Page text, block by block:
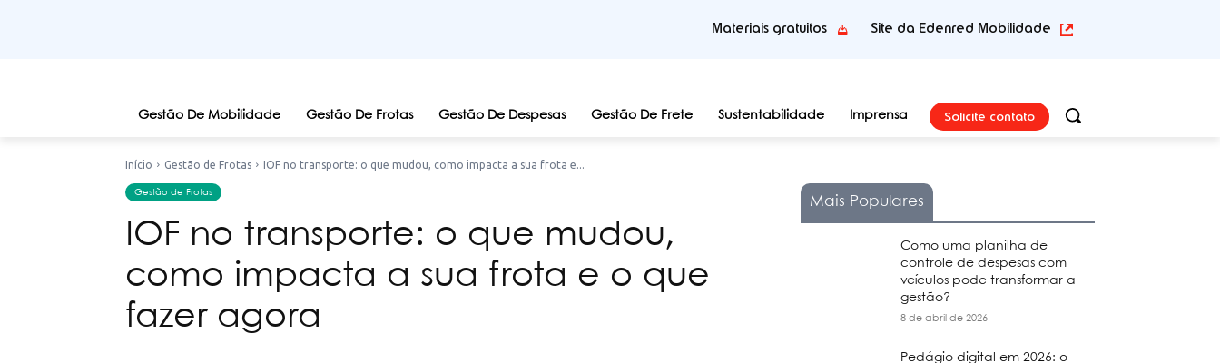
Materiais gratuitos Site da Edenred Mobilidade
Gestão De Mobilidade Gestão De Frotas Gestão De Despesas Gestão De Frete Sustentabilidade Imprensa Solicite contato
Início Gestão de Frotas IOF no transporte: o que mudou, como impacta a sua frota e...
Gestão de Frotas
IOF no transporte: o que mudou,
como impacta a sua frota e o que
fazer agora
Mais Populares
Como uma planilha de
controle de despesas com
veículos pode transformar a
gestão?
8 de abril de 2026
Pedágio digital em 2026: o